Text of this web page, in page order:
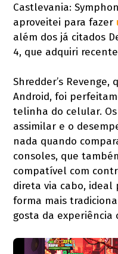
Castlevania:
aproveitei para fazer
além dos já citados
4, que adquiri
Shredder’s
Android, foi
telinha do celular.
assimilar e o
nada quando
consoles, que
compatível com
direta via cabo, ideal
forma mais
gosta da experiência